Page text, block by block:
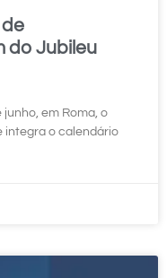
do Jubileu
em Roma, o
integra o calendário